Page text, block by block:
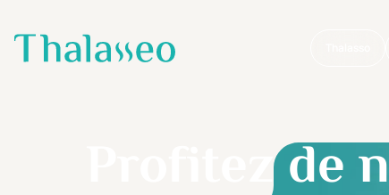
Aller au contenu principal
Profitez